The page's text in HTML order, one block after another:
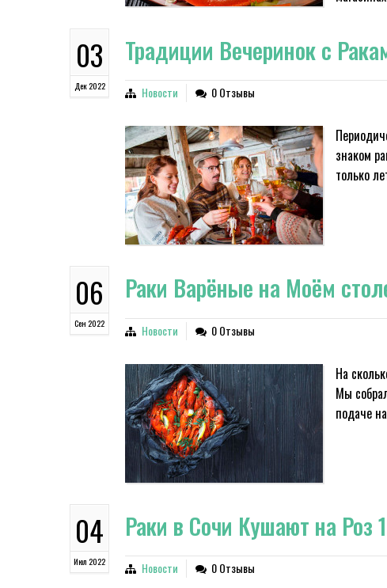
03
Дек 2022
Традиции Вечеринок с
Новости 0 Отзывы
знаком
только
06
Сен 2022
Раки Варёные на Моём
Новости 0 Отзывы
На
Мы
подаче
04
Июл 2022
Раки в Сочи Кушают на Роз
Новости 0 Отзывы